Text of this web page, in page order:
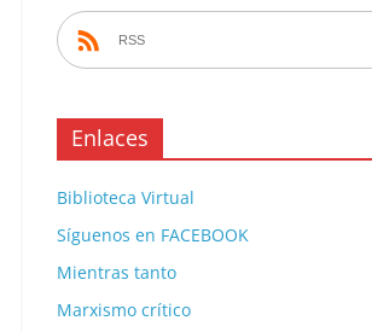
RSS
Enlaces
Biblioteca Virtual
Síguenos en FACEBOOK
Mientras tanto
Marxismo crítico